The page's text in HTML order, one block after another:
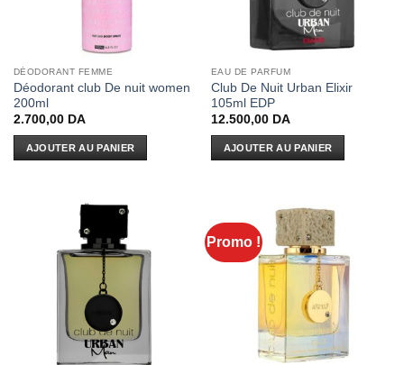
DÉODORANT FEMME
Déodorant club De nuit women
200ml
2.700,00 DA
AJOUTER AU PANIER
EAU DE PARFUM
Club De Nuit Urban Elixir
105ml EDP
12.500,00 DA
AJOUTER AU PANIER
Promo !